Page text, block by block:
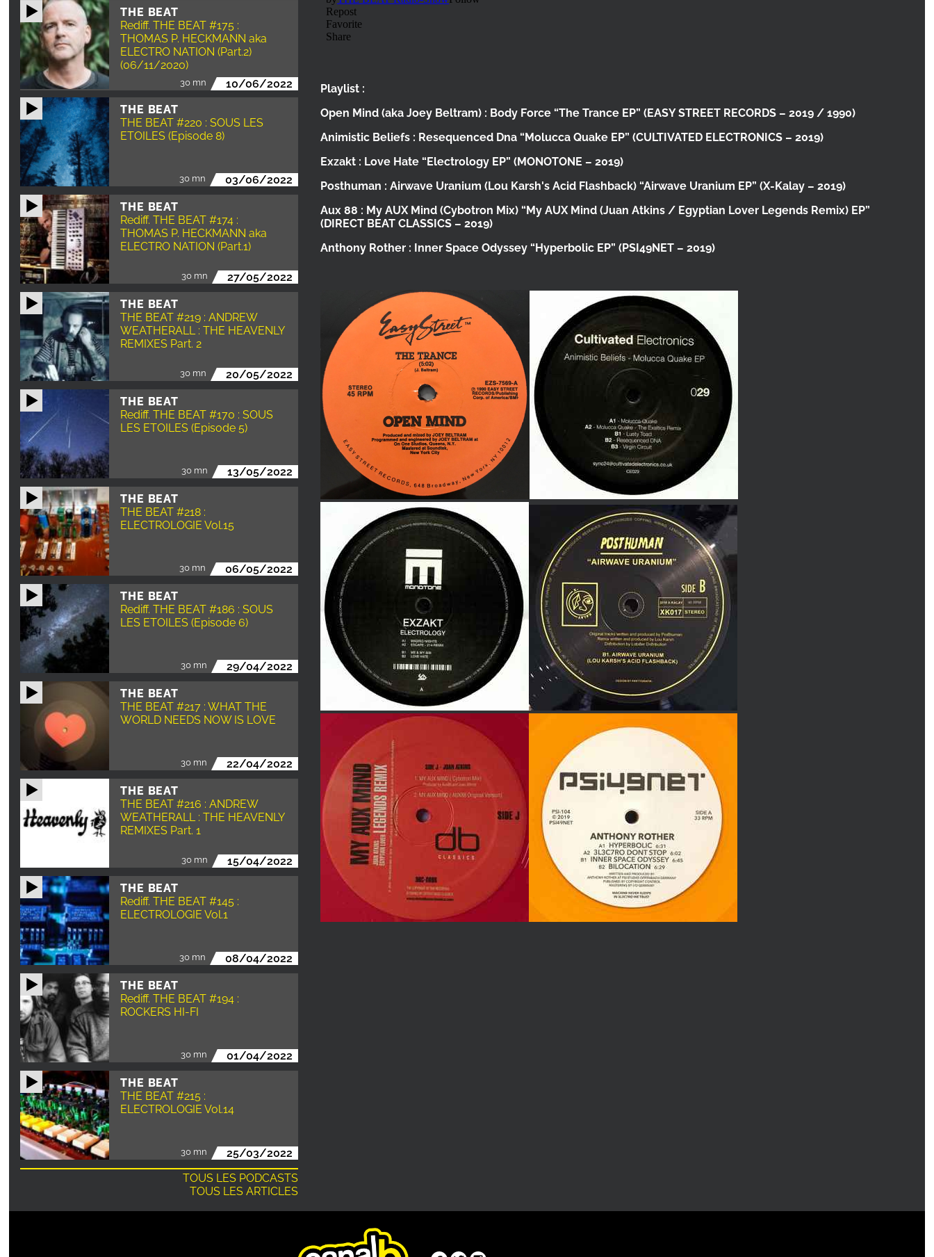
THE BEAT
Rediff. THE BEAT #175 :
THOMAS P. HECKMANN aka
ELECTRO NATION (Part.2)
(06/11/2020)
30 mn
10/06/2022
THE BEAT
THE BEAT #220 : SOUS LES
ETOILES (Episode 8)
30 mn 03/06/2022
THE BEAT
Rediff. THE BEAT #174 :
THOMAS P. HECKMANN aka
ELECTRO NATION (Part.1)
30 mn 27/05/2022
THE BEAT
THE BEAT #219 : ANDREW
WEATHERALL : THE HEAVENLY
REMIXES Part. 2
30 mn 20/05/2022
THE BEAT
Rediff. THE BEAT #170 : SOUS
LES ETOILES (Episode 5)
30 mn 13/05/2022
THE BEAT
THE BEAT #218 :
ELECTROLOGIE Vol.15
30 mn 06/05/2022
THE BEAT
Rediff. THE BEAT #186 : SOUS
LES ETOILES (Episode 6)
30 mn 29/04/2022
THE BEAT
THE BEAT #217 : WHAT THE
WORLD NEEDS NOW IS LOVE
30 mn 22/04/2022
THE BEAT
THE BEAT #216 : ANDREW
WEATHERALL : THE HEAVENLY
REMIXES Part. 1
30 mn 15/04/2022
THE BEAT
Rediff. THE BEAT #145 :
ELECTROLOGIE Vol.1
30 mn 08/04/2022
THE BEAT
Rediff. THE BEAT #194 :
ROCKERS HI-FI
30 mn 01/04/2022
THE BEAT
THE BEAT #215 :
ELECTROLOGIE Vol.14
30 mn
25/03/2022
TOUS LES PODCASTS
TOUS LES ARTICLES
Playlist :
Open Mind (aka Joey Beltram) : Body Force “The Trance EP”(EASY STREET RECORDS – 2019 / 1990)
Animistic Beliefs : Resequenced Dna “Molucca Quake EP”(CULTIVATED ELECTRONICS – 2019)
Exzakt : Love Hate “Electrology EP”(MONOTONE – 2019)
Posthuman :Airwave Uranium (Lou Karsh's Acid Flashback) “Airwave Uranium EP”(X-Kalay – 2019)
Aux 88 : My AUX Mind (Cybotron Mix) “My AUX Mind (Juan Atkins / Egyptian Lover Legends Remix) EP”
(DIRECT BEAT CLASSICS – 2019)
Anthony Rother : Inner Space Odyssey “Hyperbolic EP”(PSI49NET – 2019)